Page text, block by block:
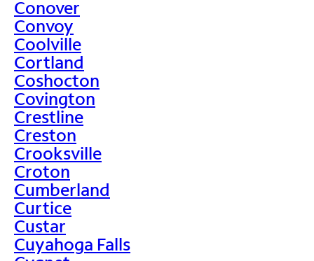
Conover
Convoy
Coolville
Cortland
Coshocton
Covington
Crestline
Creston
Crooksville
Croton
Cumberland
Curtice
Custar
Cuyahoga Falls